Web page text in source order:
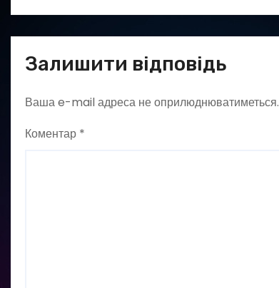
Залишити відповідь
Ваша e-mail адреса не оприлюднюватиметься.
Коментар *